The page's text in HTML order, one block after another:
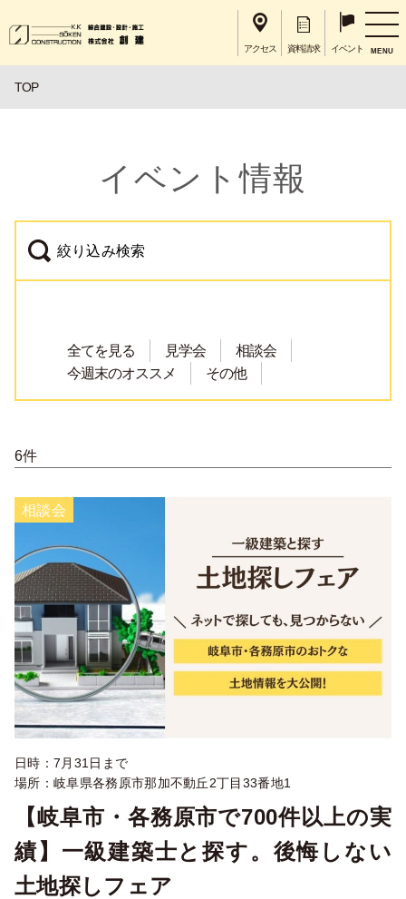
アクセス 資料請求 イベント MENU
TOP
イベント情報
絞り込み検索
全てを見る 見学会
相談会
今週末のオススメ
その他
6件
相談会
日時：7月31日まで
場所：岐阜県各務原市那加不動丘2丁目33番地1
【岐阜市・各務原市で700件以上の実
績】一級建築士と探す。後悔しない
土地探しフェア